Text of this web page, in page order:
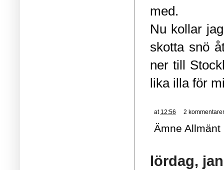
med.
Nu kollar
skotta snö
ner till
lika illa för
at 12:56 2
Ämne Allmänt
lördag,